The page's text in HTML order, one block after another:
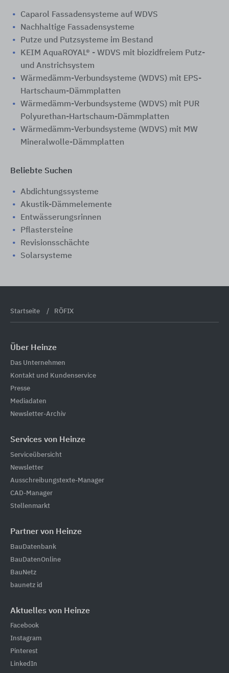
Caparol Fassadensysteme auf WDVS
Nachhaltige Fassadensysteme
Putze und Putzsysteme im Bestand
KEIM AquaROYAL® - WDVS mit biozidfreiem Putz-
und Anstrichsystem
Wärmedämm-Verbundsysteme (WDVS) mit EPS-
Hartschaum-Dämmplatten
Wärmedämm-Verbundsysteme (WDVS) mit PUR
Polyurethan-Hartschaum-Dämmplatten
Wärmedämm-Verbundsysteme (WDVS) mit MW
Mineralwolle-Dämmplatten
Beliebte Suchen
Abdichtungssysteme
Akustik-Dämmelemente
Entwässerungsrinnen
Pflastersteine
Revisionsschächte
Solarsysteme
Startseite RÖFIX
Über Heinze
Das Unternehmen
Kontakt und Kundenservice
Presse
Mediadaten
Newsletter-Archiv
Services von Heinze
Serviceübersicht
Newsletter
Ausschreibungstexte-Manager
CAD-Manager
Stellenmarkt
Partner von Heinze
BauDatenbank
BauDatenOnline
BauNetz
baunetz id
Aktuelles von Heinze
Facebook
Instagram
Pinterest
LinkedIn